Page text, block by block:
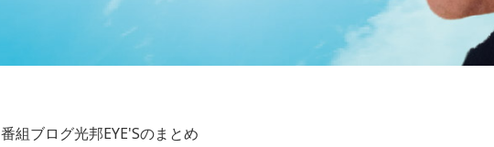
番組ブログ光邦EYE'Sのまとめ